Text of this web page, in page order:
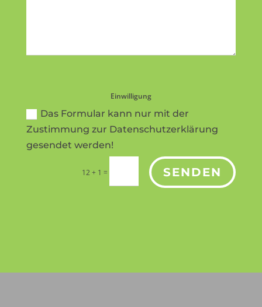
Einwilligung
Das Formular kann nur mit der
Zustimmung zur Datenschutzerklärung
gesendet werden!
12 + 1 = SENDEN